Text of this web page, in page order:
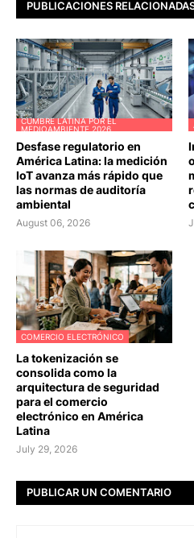
PUBLICACIONES
CUMBRE LATINA POR EL
MEDIOAMBIENTE 2026
Desfase regulatorio en
América Latina: la medición
IoT avanza más rápido que
las normas de auditoría
ambiental
August 06, 2026
COMERCIO ELECTRÓNICO
La tokenización se
consolida como la
arquitectura de seguridad
para el comercio
electrónico en América
Latina
July 29, 2026
PUBLICAR UN COMENTARIO